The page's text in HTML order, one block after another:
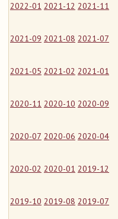
2022-01 2021-12 2021-11
2021-09 2021-08 2021-07
2021-05 2021-02 2021-01
2020-11 2020-10 2020-09
2020-07 2020-06 2020-04
2020-02 2020-01 2019-12
2019-10 2019-08 2019-07